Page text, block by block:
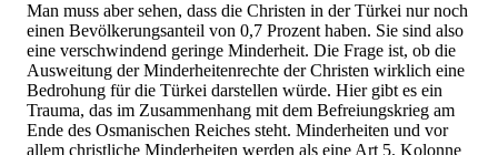
Man muss aber sehen, dass die Christen in der Türkei nur noch
einen Bevölkerungsanteil von 0,7 Prozent haben. Sie sind also
eine verschwindend geringe Minderheit. Die Frage ist, ob die
Ausweitung der Minderheitenrechte der Christen wirklich eine
Bedrohung für die Türkei darstellen würde. Hier gibt es ein
Trauma, das im Zusammenhang mit dem Befreiungskrieg am
Ende des Osmanischen Reiches steht. Minderheiten und vor
allem christliche Minderheiten werden als eine Art 5. Kolonne